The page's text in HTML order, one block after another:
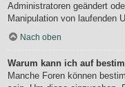
Administratoren geändert
Manipulation von laufenden
Nach oben
Warum kann ich auf
Manche Foren können